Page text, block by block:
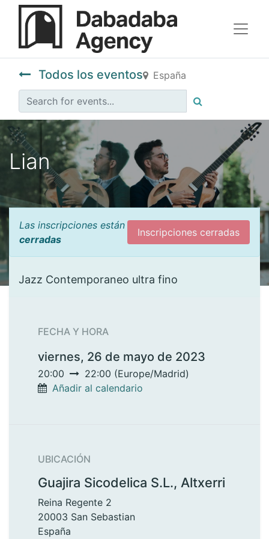
Todos los eventos España
Lian
Las inscripciones están
cerradas
Inscripciones cerradas
Jazz Contemporaneo ultra fino
FECHA Y HORA
viernes, 26 de mayo de 2023
20:00 22:00 (Europe/Madrid)
Añadir al calendario
UBICACIÓN
Guajira Sicodelica S.L., Altxerri
Reina Regente 2
20003 San Sebastian
España